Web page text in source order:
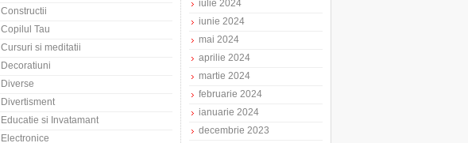
Constructii
Copilul Tau
Cursuri si meditatii
Decoratiuni
Diverse
Divertisment
Educatie si Invatamant
Electronice
iulie 2024
iunie 2024
mai 2024
aprilie 2024
martie 2024
februarie 2024
ianuarie 2024
decembrie 2023